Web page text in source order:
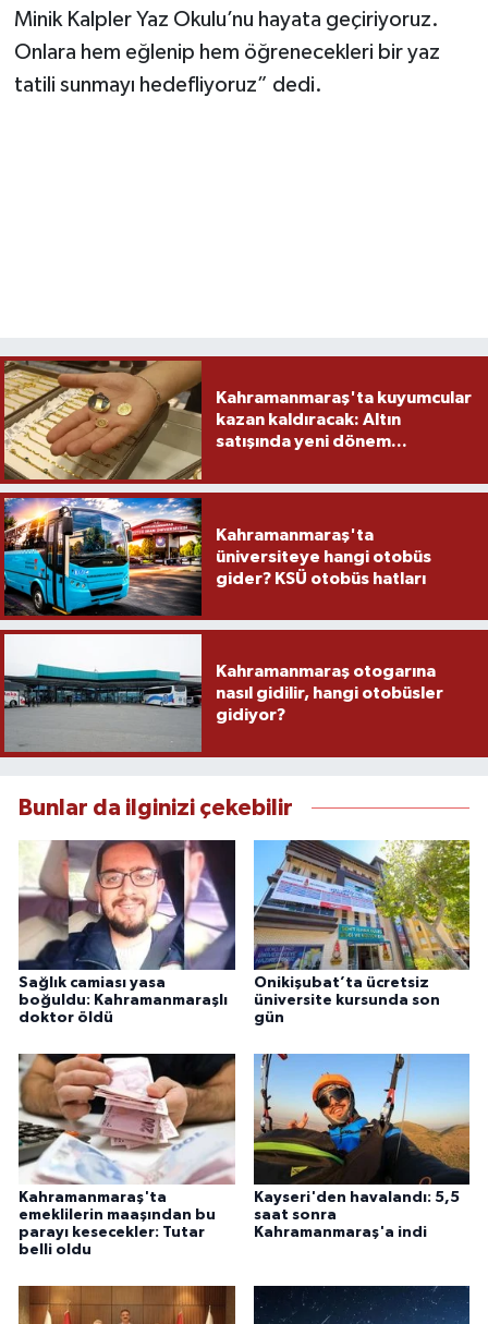
Minik Kalpler Yaz Okulu’nu hayata geçiriyoruz.
Onlara hem eğlenip hem öğrenecekleri bir yaz
tatili sunmayı hedefliyoruz” dedi.
Kahramanmaraş'ta kuyumcular
kazan kaldıracak: Altın
satışında yeni dönem...
Kahramanmaraş'ta
üniversiteye hangi otobüs
gider? KSÜ otobüs hatları
Kahramanmaraş otogarına
nasıl gidilir, hangi otobüsler
gidiyor?
Bunlar da ilginizi çekebilir
Sağlık camiası yasa
boğuldu: Kahramanmaraşlı
doktor öldü
Onikişubat’ta ücretsiz
üniversite kursunda son
gün
Kahramanmaraş'ta
emeklilerin maaşından bu
parayı kesecekler: Tutar
belli oldu
Kayseri'den havalandı: 5,5
saat sonra
Kahramanmaraş'a indi